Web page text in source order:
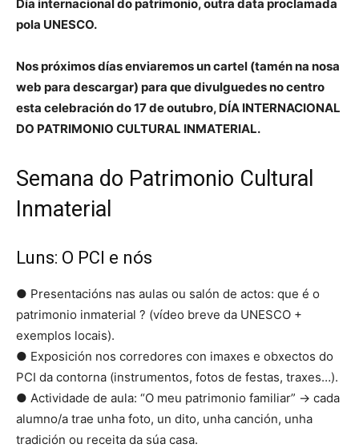
Día internacional do patrimonio, outra data proclamada
pola UNESCO.
Nos próximos días enviaremos un cartel (tamén na nosa
web para descargar) para que divulguedes no centro
esta celebración do 17 de outubro, DÍA INTERNACIONAL
DO PATRIMONIO CULTURAL INMATERIAL.
Semana do Patrimonio Cultural
Inmaterial
Luns: O PCI e nós
● Presentacións nas aulas ou salón de actos: que é o
patrimonio inmaterial ? (vídeo breve da UNESCO +
exemplos locais).
● Exposición nos corredores con imaxes e obxectos do
PCI da contorna (instrumentos, fotos de festas, traxes…).
● Actividade de aula: “O meu patrimonio familiar” → cada
alumno/a trae unha foto, un dito, unha canción, unha
tradición ou receita da súa casa.